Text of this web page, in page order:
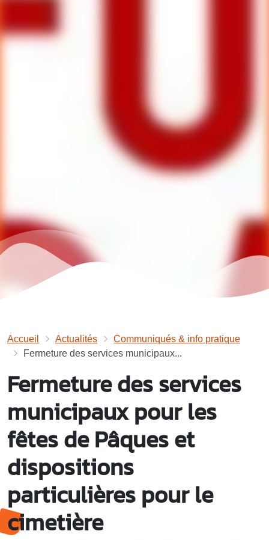
Accueil Actualités
Communiqués & info pratique
Fermeture des services municipaux...
Fermeture des services
municipaux pour les
fêtes de Pâques et
dispositions
particulières pour le
cimetière